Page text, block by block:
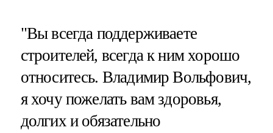
"Вы всегда поддерживаете
строителей, всегда к ним хорошо
относитесь. Владимир Вольфович,
я хочу пожелать вам здоровья,
долгих и обязательно